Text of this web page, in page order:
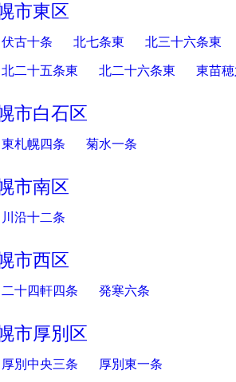
市東区
伏古十条 北七条東 北三十六条東
北二十五条東 北二十六条東 東苗
市白石区
東札幌四条 菊水一条
市南区
川沿十二条
市西区
二十四軒四条 発寒六条
市厚別区
厚別中央三条 厚別東一条